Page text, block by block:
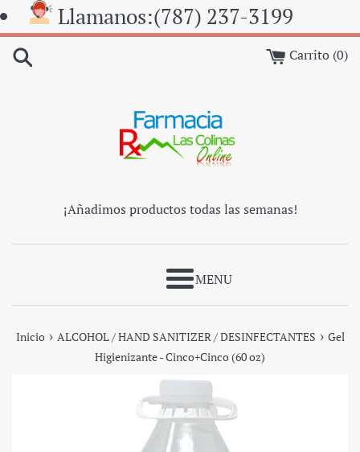
Ir
directamente
contenido
Llamanos:(787) 237-3199
Carrito (0)
¡Añadimos productos todas las semanas!
Inicio › ALCOHOL / HAND SANITIZER / DESINFECTANTES › Gel
Higienizante - Cinco+Cinco (60 oz)